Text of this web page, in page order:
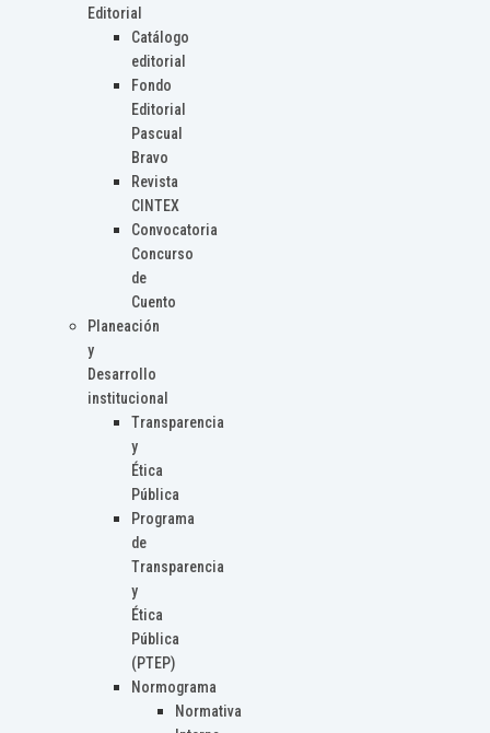
Editorial
Catálogo
editorial
Fondo
Editorial
Pascual
Bravo
Revista
CINTEX
Convocatoria
Concurso
de
Cuento
Planeación
y
Desarrollo
institucional
Transparencia
y
Ética
Pública
Programa
de
Transparencia
y
Ética
Pública
(PTEP)
Normograma
Normativa